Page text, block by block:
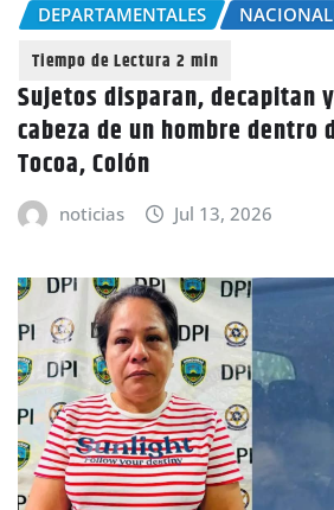
DEPARTAMENTALES
Sujetos disparan, decapitan
cabeza de un hombre dentro
Tocoa, Colón
noticias Jul 13, 2026